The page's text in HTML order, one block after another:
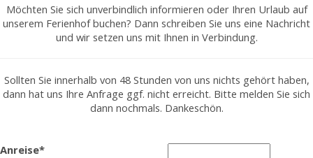
Möchten Sie sich unverbindlich informieren oder Ihren Urlaub auf
unserem Ferienhof buchen? Dann schreiben Sie uns eine Nachricht
und wir setzen uns mit Ihnen in Verbindung.
Sollten Sie innerhalb von 48 Stunden von uns nichts gehört haben,
dann hat uns Ihre Anfrage ggf. nicht erreicht. Bitte melden Sie sich
dann nochmals. Dankeschön.
Anreise*